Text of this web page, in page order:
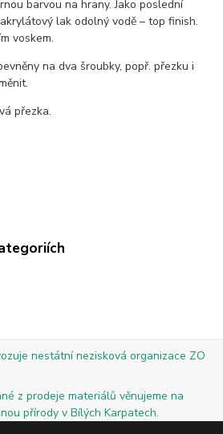
barvou na hrany. Jako poslední
lak odolný vodě – top finish.
voskem.
na dva šroubky, popř. přezku i
přezka.
nestátní nezisková organizace ZO
z prodeje materiálů věnujeme na
přírody v Bílých Karpatech.